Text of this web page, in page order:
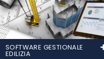
SOFTWARE GESTIONALE
EDILIZIA